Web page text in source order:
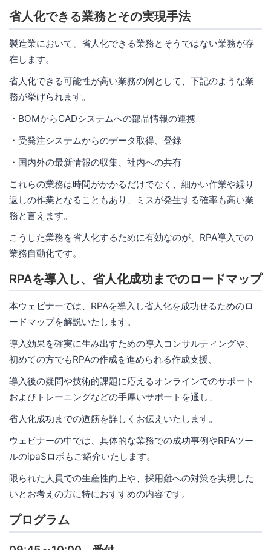
省人化できる業務とその実現手法
製造業において、省人化できる業務とそうではない業務が存
在します。
省人化できる可能性が高い業務の例として、下記のような業
務が挙げられます。
・BOMからCADシステムへの部品情報の連携
・受発注システムからのデータ取得、登録
・国内外の最新情報の収集、社内への共有
これらの業務は時間がかかるだけでなく、細かい作業や繰り
返しの作業となることもあり、ミスが発生する確率も高い業
務と言えます。
こうした業務を省人化するために有効なのが、RPA導入での
業務自動化です。
RPAを導入し、省人化成功までのロードマップ
本ウェビナーでは、RPAを導入し省人化を成功せるためのロ
ードマップを解説いたします。
導入効果を確実に生み出すための導入コンサルティングや、
初めての方でもRPAの作成を進められる作成支援、
導入後の疑問や技術的課題に応えるオンラインでのサポート
およびトレーニングなどの手厚いサポートを通し、
省人化成功までの道筋を詳しくお伝えいたします。
ウェビナーの中では、具体的な業務での成功事例やRPAツー
ルのipaSロボもご紹介いたします。
限られた人員での生産性向上や、採用難への対策を実現した
いとお考えの方に特におすすめの内容です。
プログラム